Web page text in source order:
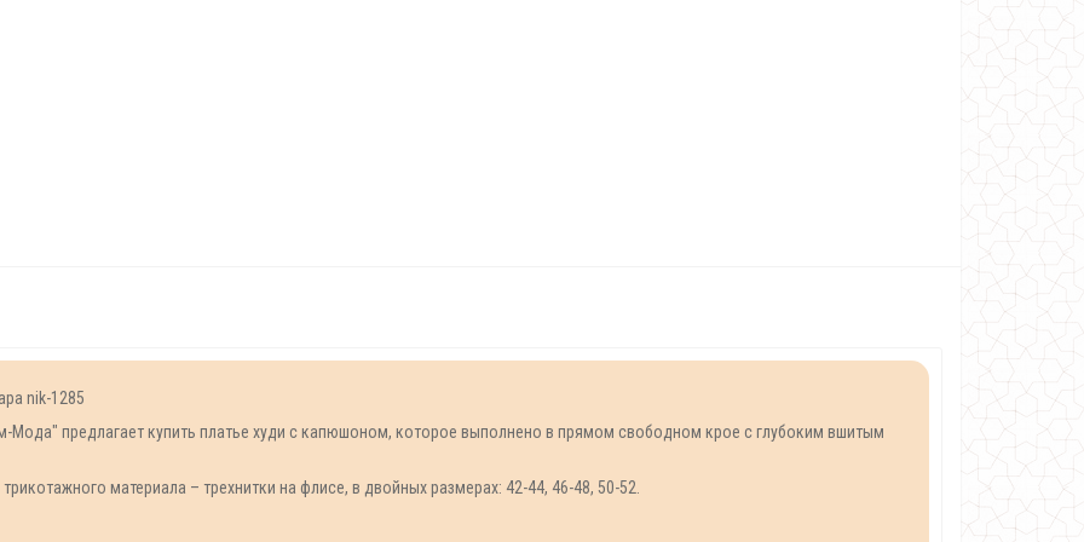
nik-1285
Мода" предлагает купить платье худи с капюшоном, которое выполнено в прямом свободном крое с глубоким вшитым
материала – трехнитки на флисе, в двойных размерах: 42-44, 46-48, 50-52.